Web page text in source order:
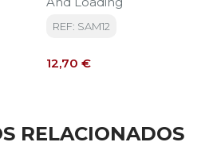
REF: SAM12
Precio
12,70 €
RELACIONADOS